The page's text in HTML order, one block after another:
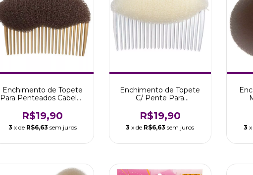
Enchimento de Topete
Para Penteados Cabelos
R$19,90
3 x de R$6,63 sem juros
Enchimento de Topete
C/ Pente Para
Claros
R$19,90
3 x de R$6,63 sem juros 3